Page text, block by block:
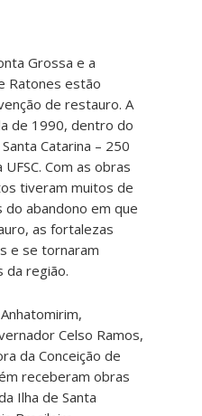
Grossa e a
Ratones estão
de restauro. A
de 1990, dentro do
Catarina – 250
Com as obras
tiveram muitos de
abandono em que
as fortalezas
e se tornaram
região.
Celso Ramos,
da Conceição de
receberam obras
Ilha de Santa